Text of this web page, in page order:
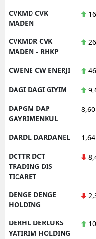
CVKMD CVK
MADEN
CVKMDR CVK
MADEN - RHKP
CWENE CW ENERJI
DAGI DAGI GIYIM
DAPGM DAP
GAYRIMENKUL
8,60
DARDL DARDANEL 1,64
DCTTR DCT
TRADING DIS
TICARET
DENGE DENGE
HOLDING
DERHL DERLUKS
YATIRIM HOLDING